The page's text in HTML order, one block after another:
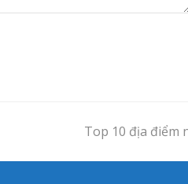
next
Top 10 địa điểm